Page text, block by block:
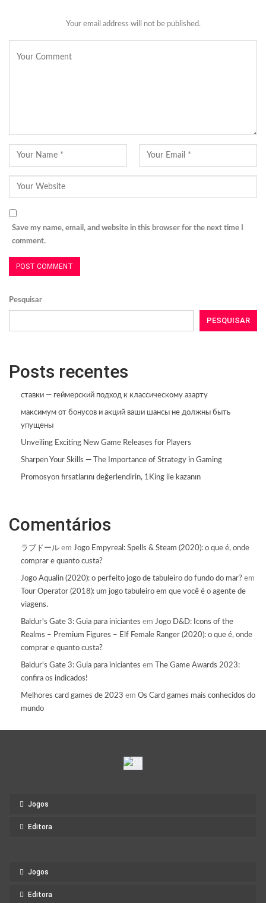
Your email address will not be published.
Save my name, email, and website in this browser for the next time I
comment.
Pesquisar
PESQUISAR
Posts recentes
ставки — геймерский подход к классическому азарту
максимум от бонусов и акций ваши шансы не должны быть
упущены
Unveiling Exciting New Game Releases for Players
Sharpen Your Skills — The Importance of Strategy in Gaming
Promosyon fırsatlarını değerlendirin, 1King ile kazanın
Comentários
ラブドール em Jogo Empyreal: Spells & Steam (2020): o que é, onde
comprar e quanto custa?
Jogo Aqualin (2020): o perfeito jogo de tabuleiro do fundo do mar? em
Tour Operator (2018): um jogo tabuleiro em que você é o agente de
viagens.
Baldur's Gate 3: Guia para iniciantes em Jogo D&D: Icons of the
Realms – Premium Figures – Elf Female Ranger (2020): o que é, onde
comprar e quanto custa?
Baldur's Gate 3: Guia para iniciantes em
The Game Awards 2023:
confira os indicados!
Melhores card games de 2023 em Os Card games mais conhecidos do
mundo
Jogos
Editora
Jogos
Editora